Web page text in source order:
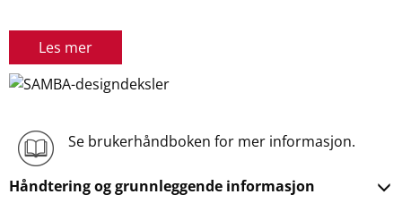
Les mer
Se brukerhåndboken for mer informasjon.
Håndtering og grunnleggende informasjon